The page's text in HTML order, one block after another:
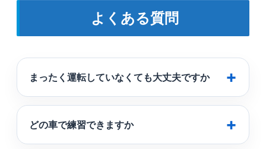
よくある質問
まったく運転していなくても大丈夫ですか
どの車で練習できますか